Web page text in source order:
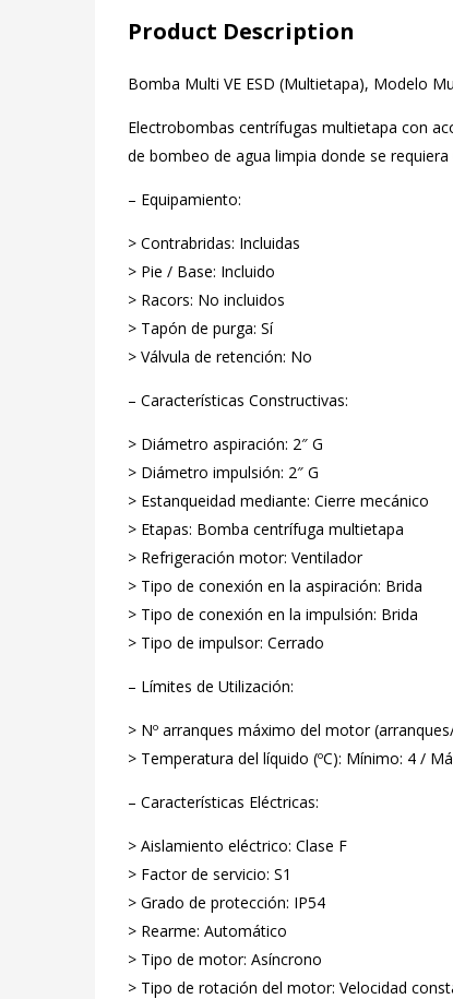
Product Description
Bomba Multi VE ESD (Multietapa), Modelo
Electrobombas centrífugas multietapa con
de bombeo de agua limpia donde se
– Equipamiento:
> Contrabridas: Incluidas
> Pie / Base: Incluido
> Racors: No incluidos
> Tapón de purga: Sí
> Válvula de retención: No
– Características Constructivas:
> Diámetro aspiración: 2″ G
> Diámetro impulsión: 2″ G
> Estanqueidad mediante: Cierre mecánico
> Etapas: Bomba centrífuga multietapa
> Refrigeración motor: Ventilador
> Tipo de conexión en la aspiración: Brida
> Tipo de conexión en la impulsión: Brida
> Tipo de impulsor: Cerrado
– Límites de Utilización:
> Nº arranques máximo del motor
> Temperatura del líquido (ºC): Mínimo: 4 /
– Características Eléctricas:
> Aislamiento eléctrico: Clase F
> Factor de servicio: S1
> Grado de protección: IP54
> Rearme: Automático
> Tipo de motor: Asíncrono
> Tipo de rotación del motor: Velocidad